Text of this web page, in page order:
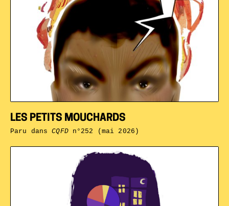
LES PETITS MOUCHARDS
Paru dansCQFDn°252 (mai 2026)